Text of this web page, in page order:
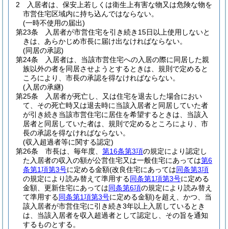
2
入居者は、保安上若しくは衛生上有害な物又は危険な物を
市営住宅区域内に持ち込んではならない。
(一時不使用の届出)
第23条
入居者が市営住宅を引き続き15日以上使用しないと
きは、あらかじめ市長に届け出なければならない。
(同居の承認)
第24条
入居者は、当該市営住宅への入居の際に同居した親
族以外の者を同居させようとするときは、規則で定めると
ころにより、市長の承認を得なければならない。
(入居の承継)
第25条
入居者が死亡し、又は住宅を退去した場合におい
て、その死亡時又は退去時に当該入居者と同居していた者
が引き続き当該市営住宅に居住を希望するときは、当該入
居者と同居していた者は、規則で定めるところにより、市
長の承認を得なければならない。
(収入超過者等に関する認定)
第26条
市長は、毎年度、 第16条第3項の規定により認定し
た入居者の収入の額が公営住宅又は一般住宅にあっては第6
条第1項第3号に定める金額(改良住宅にあっては同条第3項
の規定により読み替えて準用する同条第1項第3号に定める
金額、更新住宅にあっては同条第6項の規定により読み替え
て準用する同条第1項第3号に定める金額)を超え、かつ、当
該入居者が市営住宅に引き続き3年以上入居しているとき
は、当該入居者を収入超過者として認定し、その旨を通知
するものとする。